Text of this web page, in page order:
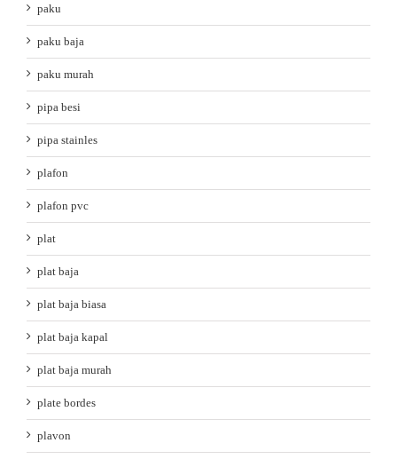
paku
paku baja
paku murah
pipa besi
pipa stainles
plafon
plafon pvc
plat
plat baja
plat baja biasa
plat baja kapal
plat baja murah
plate bordes
plavon